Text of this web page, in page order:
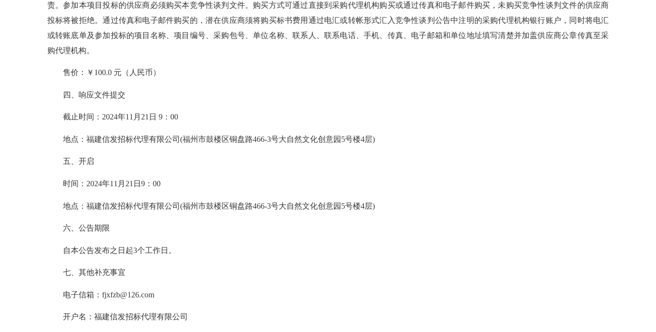
责。参加本项目投标的供应商必须购买本竞争性谈判文件。购买方式可通过直接到采购代理机构购买或通过传真和电子邮件购买，未购买竞争性谈判文件的供应商
投标将被拒绝。通过传真和电子邮件购买的，潜在供应商须将购买标书费用通过电汇或转帐形式汇入竞争性谈判公告中注明的采购代理机构银行账户，同时将电汇
或转账底单及参加投标的项目名称、项目编号、采购包号、单位名称、联系人、联系电话、手机、传真、电子邮箱和单位地址填写清楚并加盖供应商公章传真至采
购代理机构。
售价：￥100.0 元（人民币）
四、响应文件提交
截止时间：2024年11月21日 9：00
地点：福建信发招标代理有限公司(福州市鼓楼区铜盘路466-3号大自然文化创意园5号楼4层)
五、开启
时间：2024年11月21日9：00
地点：福建信发招标代理有限公司(福州市鼓楼区铜盘路466-3号大自然文化创意园5号楼4层)
六、公告期限
自本公告发布之日起3个工作日。
七、其他补充事宜
电子信箱： fjxfzb@126.com
开户名：福建信发招标代理有限公司